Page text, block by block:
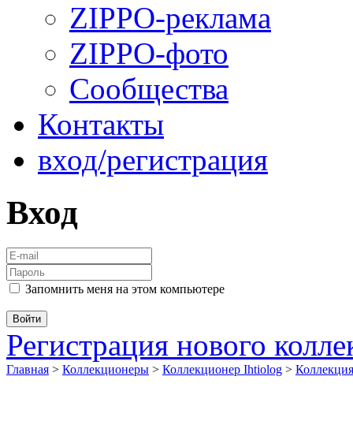
ZIPPO-реклама
ZIPPO-фото
Сообщества
Контакты
вход/регистрация
Вход
Запомнить меня на этом компьютере
Регистрация нового
Главная > Коллекционеры > Коллекционер Ihtiolog >